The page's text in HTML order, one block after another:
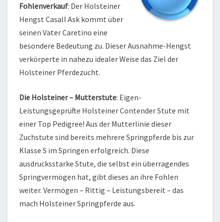
Fohlenverkauf: Der Holsteiner
Hengst Casall Ask kommt über
seinen Vater Caretino eine
besondere Bedeutung zu. Dieser Ausnahme-Hengst
verkörperte in nahezu idealer Weise das Ziel der
Holsteiner Pferdezucht.
Die Holsteiner – Mutterstute: Eigen-
Leistungsgeprüfte Holsteiner Contender Stute mit
einer Top Pedigree! Aus der Mutterlinie dieser
Zuchstute sind bereits mehrere Springpferde bis zur
Klasse S im Springen erfolgreich. Diese
ausdrucksstarke Stute, die selbst ein überragendes
Springvermögen hat, gibt dieses an ihre Fohlen
weiter. Vermögen – Rittig – Leistungsbereit – das
mach Holsteiner Springpferde aus.